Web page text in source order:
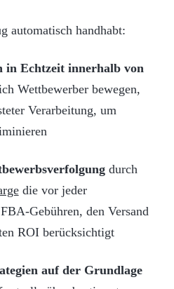
automatisch handhabt:
in Echtzeit innerhalb von
Wettbewerber bewegen,
Verarbeitung, um
durch
die vor jeder
Gebühren, den Versand
ROI berücksichtigt
auf der Grundlage